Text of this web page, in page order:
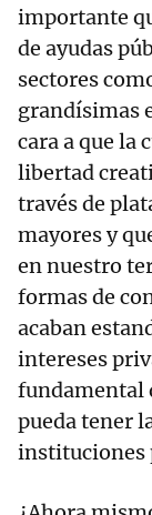
importante
de ayudas
sectores
grandísimas
cara a que la
libertad
través de
mayores y
en nuestro
formas de
acaban
intereses
fundamental
pueda tener
instituciones